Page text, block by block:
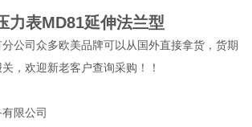
力表MD81延伸法兰型
公司众多欧美品牌可以从国外直接拿货，货期
，欢迎新老客户查询采购！！
限公司